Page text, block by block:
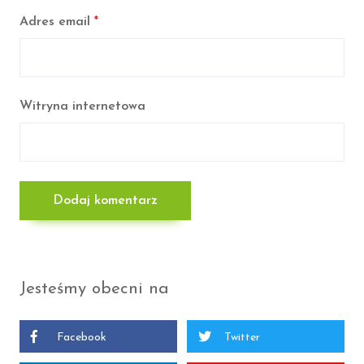
Adres email *
Witryna internetowa
Jesteśmy obecni na
Facebook Twitter